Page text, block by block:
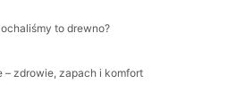
to drewno?
– zdrowie, zapach i komfort